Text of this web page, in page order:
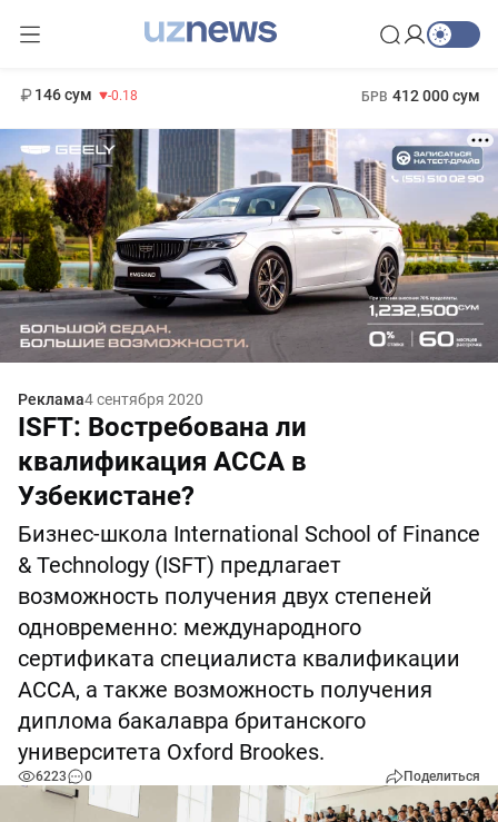
11 916 сум 1 271 000 сум
Реклама4 сентября 2020
ISFT: Востребована ли
квалификация АССА в
Узбекистане?
Бизнес-школа International School of Finance
& Technology (ISFT) предлагает
возможность получения двух степеней
одновременно: международного
сертификата специалиста квалификации
АССА, а также возможность получения
диплома бакалавра британского
университета Oxford Brookes.
6223 0 Поделиться